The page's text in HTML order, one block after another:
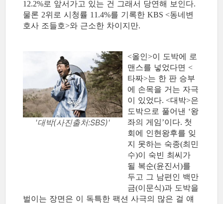
12.2%로 앞서가고 있는 건 그래서 당연해 보인다.
물론 2위로 시청률 11.4%를 기록한 KBS <동네변
호사 조들호>와 근소한 차이지만.
'대박(사진출처:SBS)'
<올인>이 도박에 로
맨스를 넣었다면 <
타짜>는 한 판 승부
에 손목을 거는 자극
이 있었다. <대박>은
도박으로 풀어낸 ‘왕
좌의 게임’이다. 첫
회에 인현왕후를 잊
지 못하는 숙종(최민
수)이 숙빈 최씨가
될 복순(윤진서)를
두고 그 남편인 백만
금(이문식)과 도박을
벌이는 장면은 이 독특한 팩션 사극의 많은 걸 얘